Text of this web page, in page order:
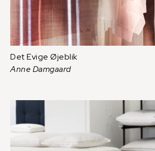
Det Evige Øjeblik
Anne Damgaard